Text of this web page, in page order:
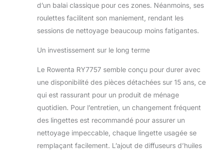
parquet, carrelage,
vinyle et
tapis/moquettes
Ultra Glider pour un
optimal
PERFORMANCE
DURABLE : la
cyclonique avancée
assure une
séparation optimale
de l'air et de la
d’un balai classique pour ces zones. Néanmoins, ses
roulettes facilitent son maniement, rendant les
sessions de nettoyage beaucoup moins fatigantes.
Un investissement sur le long terme
Le Rowenta RY7757 semble conçu pour durer avec
une disponibilité des pièces détachées sur 15 ans, ce
qui est rassurant pour un produit de ménage
quotidien. Pour l’entretien, un changement fréquent
des lingettes est recommandé pour assurer un
nettoyage impeccable, chaque lingette usagée se
remplaçant facilement. L’ajout de diffuseurs d’huiles